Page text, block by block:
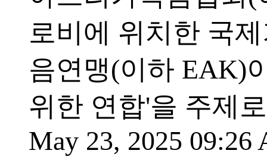
로비에 위치한 국
음연맹(이하 EAK)
위한 연합'을 주제
May 23, 2025 09:26